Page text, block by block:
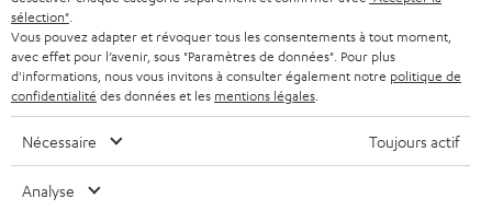
l
e
t
t
e
r
CASQUES AUDIO
CASQUES BLUETOOTH AUDIO
SYSTEMES COMPLETS
ENCEINTES
BLOG
NEWSLETTER
MAGASINS
AVANTAGES D’ACHAT
L’HISTOIRE DE TEUFEL
PAYS-BAS
BELGIQUE
sélection"
Vous pouvez adapter et révoquer tous les consentements à tout moment,
avec effet pour l’avenir, sous "Paramètres de données". Pour plus
d'informations, nous vous invitons à consulter également notre politique de
confidentialité des données et les mentions légales
Nécessaire Toujours actif
Analyse